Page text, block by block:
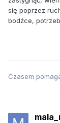
się poprzez
bodźce,
Czasem